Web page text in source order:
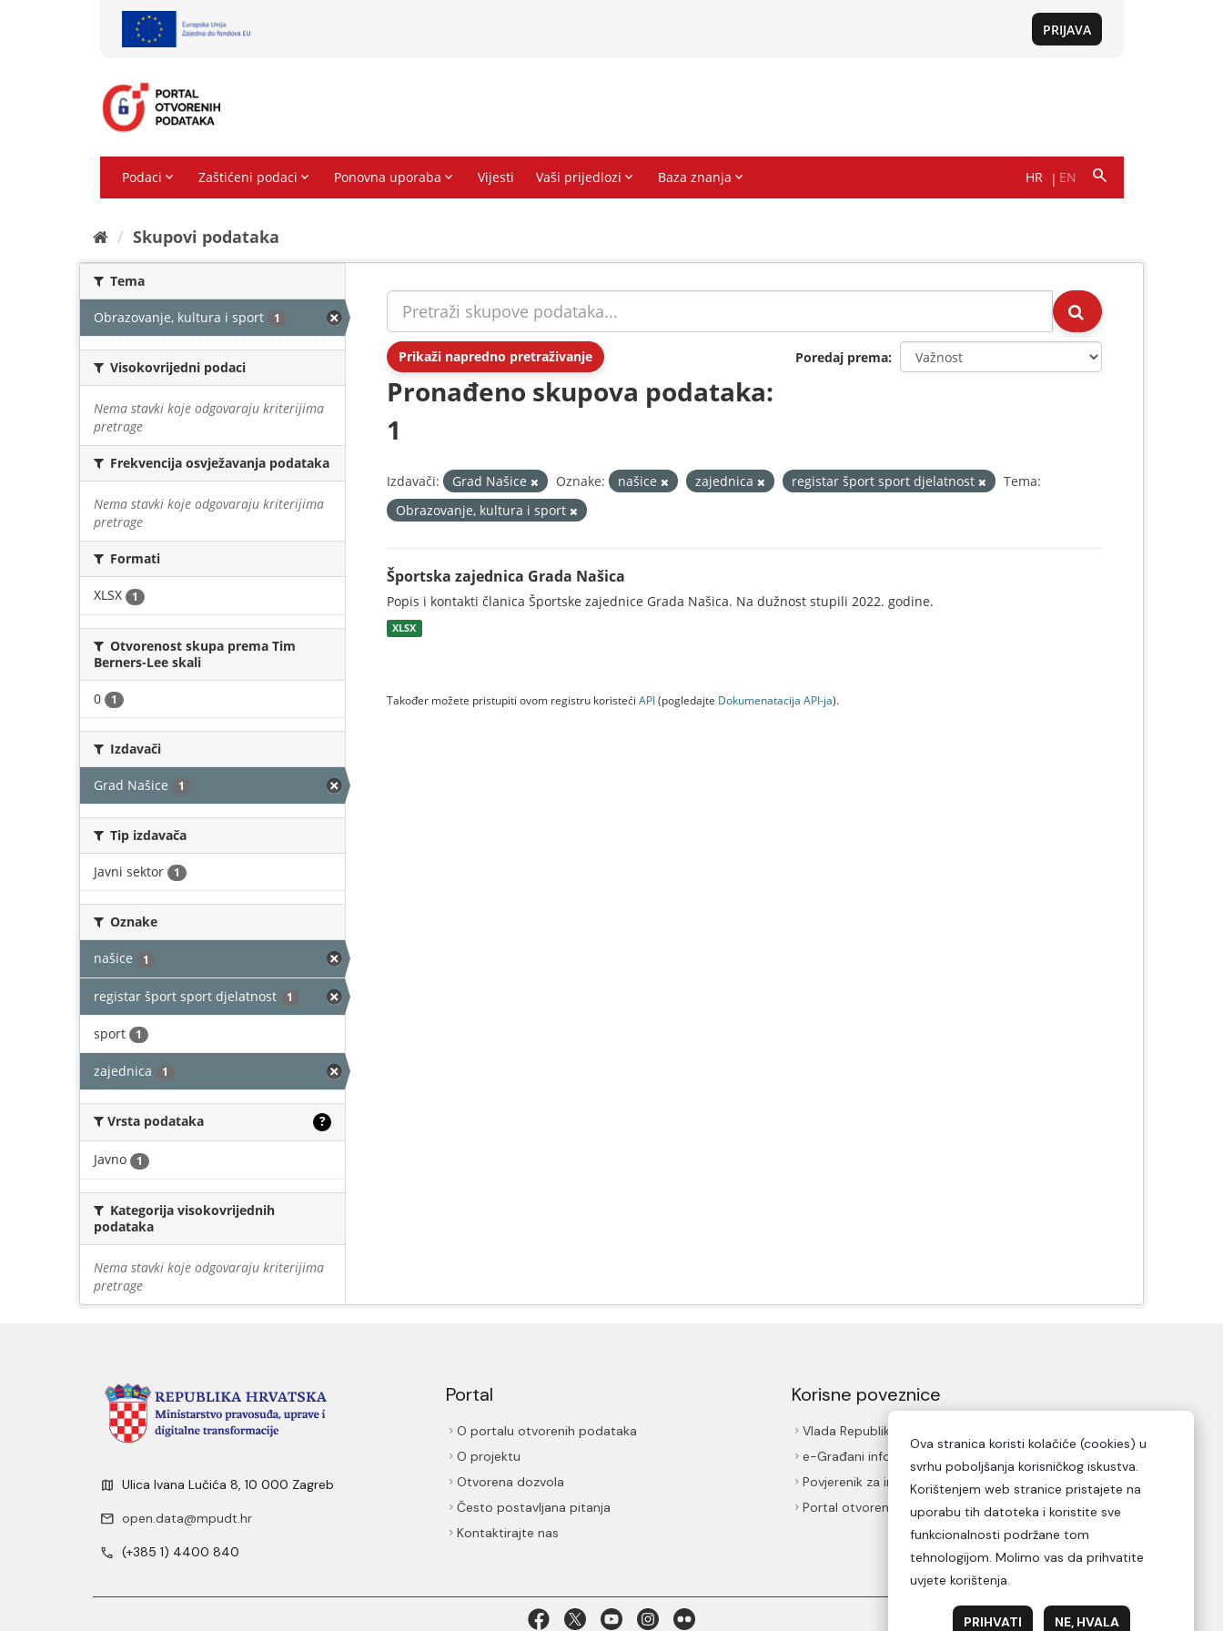
Skupovi podаtаkа
Tema
Obrazovanje, kultura i sport 1
Visokovrijedni podaci
Nema stavki koje odgovaraju kriterijima
pretrage
Frekvencija osvježavanja podataka
Nema stavki koje odgovaraju kriterijima
pretrage
Formati
XLSX 1
Otvorenost skupa prema Tim
Berners-Lee skali
0 1
Izdavači
Grad Našice 1
Tip izdavača
Javni sektor 1
Oznake
našice 1
registar šport sport djelatnost 1
sport 1
zajednica 1
Vrsta podataka ?
Javno 1
Kategorija visokovrijednih
podataka
Nema stavki koje odgovaraju kriterijima
pretrage
Prikaži napredno pretraživanje Poredaj prema
Pronađeno skupova podataka:
1
Izdavači: Grad Našice Oznake: našice zajednica registar šport sport djelatnost
Tema:
Obrazovanje, kultura i sport
Športska zajednica Grada Našica
Popis i kontakti članica Športske zajednice Grada Našica. Na dužnost stupili 2022. godine.
XLSX
Također možete pristupiti ovom registru koristeći API(pogledajte Dokumenаtаcijа API-jа).